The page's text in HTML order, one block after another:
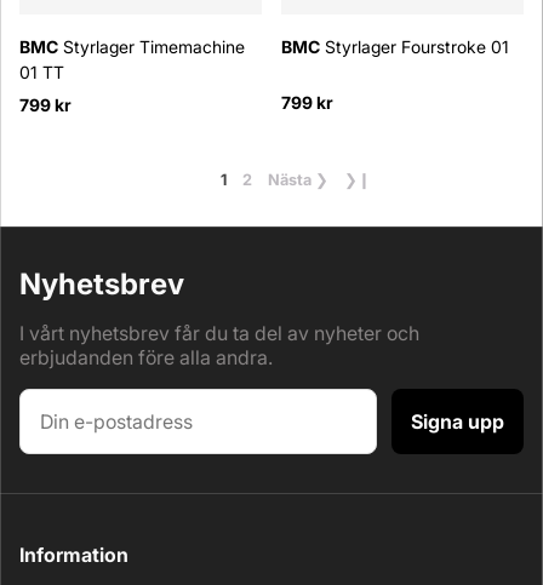
BMC Styrlager Timemachine
01 TT
799 kr
BMC Styrlager Fourstroke 01
799 kr
1 2 Nästa ❯ ❯❙
Nyhetsbrev
I vårt nyhetsbrev får du ta del av nyheter och
erbjudanden före alla andra.
Signa upp
Information